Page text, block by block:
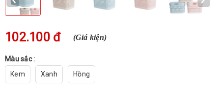
102.100 đ (Giá kiện)
Màu sắc :
Kem
Xanh Hồng